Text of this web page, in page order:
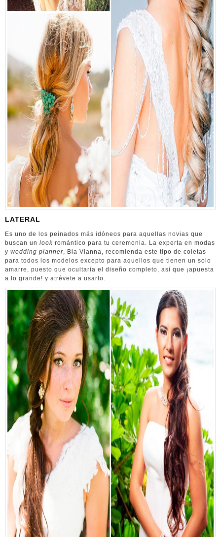
LATERAL
Es uno de los peinados más idóneos para aquellas novias que
buscan un look romántico para tu ceremonia. La experta en modas
y wedding planner , Bia Vianna, recomienda este tipo de coletas
para todos los modelos excepto para aquellos que tienen un solo
amarre, puesto que ocultaría el diseño completo, así que ¡apuesta
a lo grande! y atrévete a usarlo.